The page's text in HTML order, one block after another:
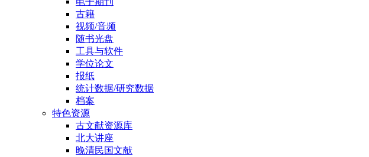
古籍
视频/音频
随书光盘
工具与软件
学位论文
报纸
统计数据/研究数据
档案
特色资源
古文献资源库
北大讲座
晚清民国文献